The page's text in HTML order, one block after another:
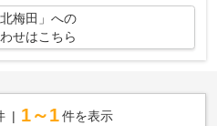
北梅田」への
せはこちら
1～1 件を表示